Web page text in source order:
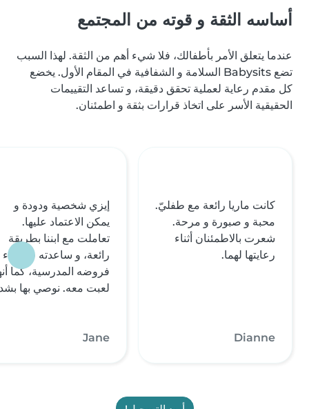
أساسه الثقة و قوته من المجتمع
عندما يتعلق الأمر بأطفالك، فلا شيء أهم من الثقة. لهذا السبب
تضع Babysits السلامة و الشفافية في المقام الأول. يخضع
كل مقدم رعاية لعملية تحقق دقيقة، و تساعد التقييمات
الحقيقية الأسر على اتخاذ قرارات بثقة و اطمئنان.
كانت ماريا رائعة مع طفليّ.
محبة و صبورة و مرحة.
شعرت بالاطمئنان أثناء
رعايتها لهما.
Dianne
إيزي شخصية ودودة و
يمكن الاعتماد عليها.
تعاملت مع ابننا بطريقة
رائعة، و ساعدته في أداء
فروضه المدرسية، كما
لعبت معه. نوصي بها
Jane